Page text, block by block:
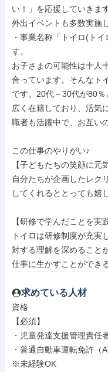
い！」を応援していきま
外出イベントも多数実施
・事業名称「トイロ(ト
す。
お子さまの可能性は十人
合っています。そんなト
です。20代～30代が80
広く在籍しており、活気
職者も活躍中で、お互い
この仕事のやりがい♪
【子どもたちの笑顔に元
自分たちが企画したレク
してくれるととっても嬉
【研修で学んだことを実
トイロは研修制度が充実
対する理解を深めること
仕事に生かすことができ
求めている人材
資格
【必須】
・児童発達支援管理責任
・普通自動車運転免許（
※未経験OK